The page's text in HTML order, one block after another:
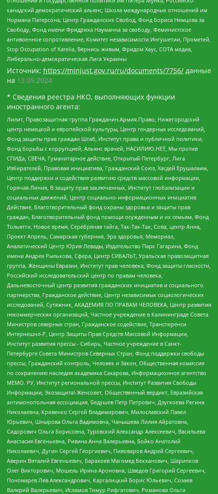
канадский демократический альянс, Школа международных отношений им
Нормана Патерсона, Центр Гражданских Свобод, Фонд Бориса Немцова за
Свободу, Фонд имени Фридриха Науманна за свободу, Феминистское
антивоенное сопротивление, Комитет независимости Ингушетии, Прометей,
Stop Occupation of Karelia, Вернись живым, Фридом Хаус, СОТА медиа,
Либерально-демократическая Лига Украины
Источник: https://minjust.gov.ru/ru/documents/7756/ данные
на 13.05.2024
* Сведения реестра НКО, выполняющих функции
иностранного агента:
Лилит, Правозащитная группа Гражданин.Армия.Право, Нижегородский
центр немецкой и европейской культуры, Центр гендерных исследований,
Фонд защиты прав граждан Штаб, Институт права и публичной политики,
Фонд борьбы с коррупцией, Альянс врачей, НАСИЛИЮ.НЕТ, Мы против
СПИДа, СВЕЧА, Гуманитарное действие, Открытый Петербург, Лига
Избирателей, Правовая инициатива, Гражданский Союз, Хасдей Ерушалаим,
Центр поддержки и содействия развитию средств массовой информации,
Горячая Линия, В защиту прав заключенных, Институт глобализации и
социальных движений, Центр социально-информационных инициатив
Действие, Благотворительный фонд охраны здоровья и защиты прав
граждан, Благотворительный фонд помощи осужденным и их семьям, Фонд
Тольятти, Новое время, Серебряная тайга, Так-Так-Так, Сова, центр Анна,
Проект Апрель, Самарская губерния, Эра здоровья, Мемориал,
Аналитический Центр Юрия Левады, Издательство Парк Гагарина, Фонд
имени Андрея Рылькова, Сфера, Центр СИБАЛЬТ, Уральская правозащитная
группа, Женщины Евразии, Институт прав человека, Фонд защиты гласности,
Российский исследовательский центр по правам человека,
Дальневосточный центр развития гражданских инициатив и социального
партнерства, Гражданское действие, Центр независимых социологических
исследований, Сутяжник, АКАДЕМИЯ ПО ПРАВАМ ЧЕЛОВЕКА, Центр развития
некоммерческих организаций, Частное учреждение в Калининграде Совета
Министров северных стран, Гражданское содействие, Трансперенси
Интернешнл-Р, Центр Защиты Прав Средств Массовой Информации,
Институт развития прессы - Сибирь, Частное учреждение в Санкт-
Петербурге Совета Министров Северных Стран, Фонд поддержки свободы
прессы, Гражданский контроль, Человек и Закон, Общественная комиссия
по сохранению наследия академика Сахарова, Информационное агентство
МЕМО. РУ, Институт региональной прессы, Институт Развития Свободы
Информации, Экозащита!-Женсовет, Общественный вердикт, Евразийская
антимонопольная ассоциация, Бедушев Петр Петрович, Дзугкоева Регина
Николаевна, Кривенко Сергей Владимирович, Милославский Павел
Юрьевич, Шнырова Ольга Вадимовна, Чанышева Лилия Айратовна,
Сидорович Ольга Борисовна, Туровский Александр Алексеевич, Васильева
Анастасия Евгеньевна, Ривина Анна Валерьевна, Бойко Анатолий
Николаевич, Дугин Сергей Георгиевич, Пивоваров Андрей Сергеевич,
Аверин Виталий Евгеньевич, Барахоев Магомед Бекханович, Шарипков
Олег Викторович, Мошель Ирина Ароновна, Шведов Григорий Сергеевич,
Пономарев Лев Александрович, Каргалицкий Борис Юльевич, Созаев
Валерий Валерьевич, Исламов Тимур Рифгатович, Романова Ольга